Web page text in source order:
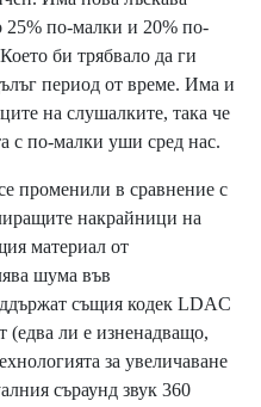
25% по-малки и 20% по-
би трябвало да ги
период от време. Има и
на слушалките, така че
с по-малки уши сред нас.
променили в сравнение с
накрайници на
материал от
шума във
същия кодек LDAC
(едва ли е изненадващо,
за увеличаване
съраунд звук 360